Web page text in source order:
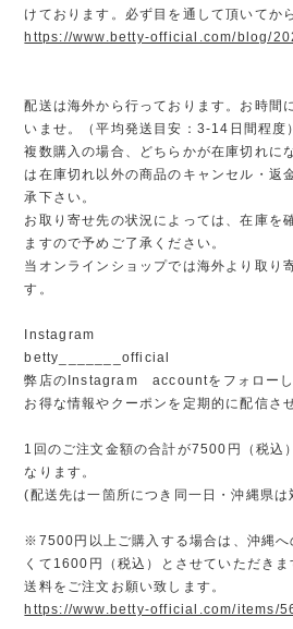
けております。必ず目を通して頂いてか
https://www.betty-official.com/blog/
配送は海外から行っております。お時間
いませ。（平均発送目安：3-14日間程度）
複数購入の場合、どちらかが在庫切れに
は在庫切れ以外の商品のキャンセル・返
承下さい。
お取り寄せ先の状況によっては、在庫を
ますので予めご了承ください。
当オンラインショップでは海外より取り
す。
Instagram
betty_______official
弊店のInstagram accountをフォローし
お得な情報やクーポンを定期的に配信さ
1回のご注文金額の合計が7500円（税込
なります。
(配送先は一箇所につき同一日・沖縄県は
※7500円以上ご購入する場合は、沖縄へ
くて1600円（税込）とさせていただき
送料をご注文お願い致します。
https://www.betty-official.com/items/